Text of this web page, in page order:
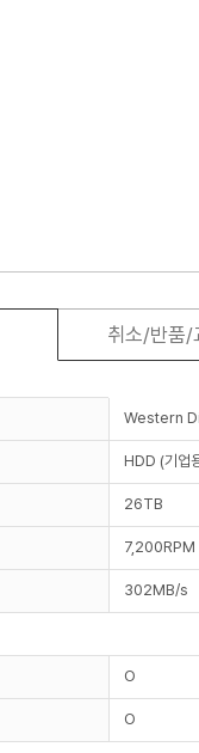
취소/반품/
Western
HDD (기업
26TB
7,200RPM
302MB/s
O
O